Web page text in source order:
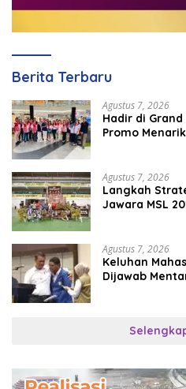
Berita Terbaru
Agustus 7, 2026
Hadir di
Promo
Agustus 7, 2026
Langkah
Jawara MSL
Agustus 7, 2026
Keluhan
Dijawab